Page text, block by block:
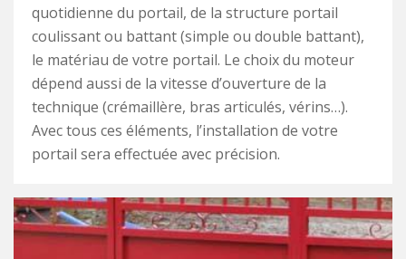
quotidienne du portail, de la structure portail
coulissant ou battant (simple ou double battant),
le matériau de votre portail. Le choix du moteur
dépend aussi de la vitesse d’ouverture de la
technique (crémaillère, bras articulés, vérins…).
Avec tous ces éléments, l’installation de votre
portail sera effectuée avec précision.